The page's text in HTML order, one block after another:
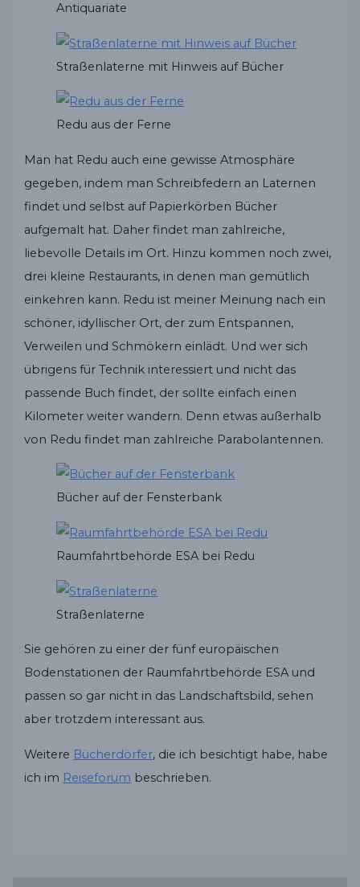
Antiquariate
Straßenlaterne mit Hinweis auf Bücher
Redu aus der Ferne
Man hat Redu auch eine gewisse Atmosphäre
gegeben, indem man Schreibfedern an Laternen
findet und selbst auf Papierkörben Bücher
aufgemalt hat. Daher findet man zahlreiche,
liebevolle Details im Ort. Hinzu kommen noch zwei,
drei kleine Restaurants, in denen man gemütlich
einkehren kann. Redu ist meiner Meinung nach ein
schöner, idyllischer Ort, der zum Entspannen,
Verweilen und Schmökern einlädt. Und wer sich
übrigens für Technik interessiert und nicht das
passende Buch findet, der sollte einfach einen
Kilometer weiter wandern. Denn etwas außerhalb
von Redu findet man zahlreiche Parabolantennen.
Bücher auf der Fensterbank
Raumfahrtbehörde ESA bei Redu
Straßenlaterne
Sie gehören zu einer der fünf europäischen
Bodenstationen der Raumfahrtbehörde ESA und
passen so gar nicht in das Landschaftsbild, sehen
aber trotzdem interessant aus.
Weitere Bücherdörfer, die ich besichtigt habe, habe
ich im Reiseforum beschrieben.